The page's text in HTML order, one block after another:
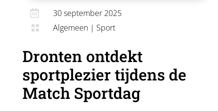
 30 september 2025
 Algemeen | Sport
Dronten ontdekt
sportplezier tijdens de
Match Sportdag